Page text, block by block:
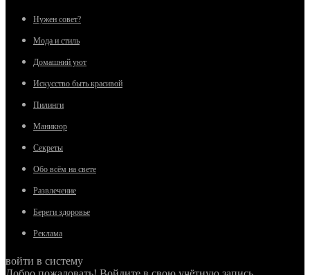
Нужен совет?
Мода и стиль
Домашний уют
Искусство быть красивой
Пилинги
Маникюр
Секреты
Обо всём на свете
Развлечение
Береги здоровье
Реклама
войти в систему